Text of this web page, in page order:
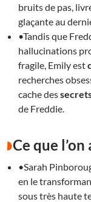
bruits de pas,
glaçante au
•Tandis que
hallucinations
fragile, Emily est
recherches
cache des
de Freddie.
Ce que l’on
•Sarah
en le
sous très haute